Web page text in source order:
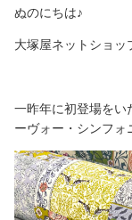
ぬのにちは♪
大塚屋ネットショッ
一昨年に初登場をい
ーヴォー・シンフォ